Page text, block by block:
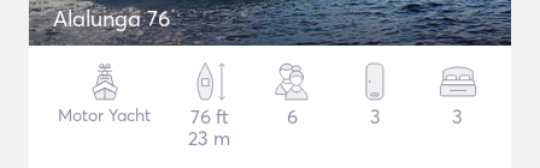
Alalunga 76
Motor Yacht
76 ft
23 m
6 3 3